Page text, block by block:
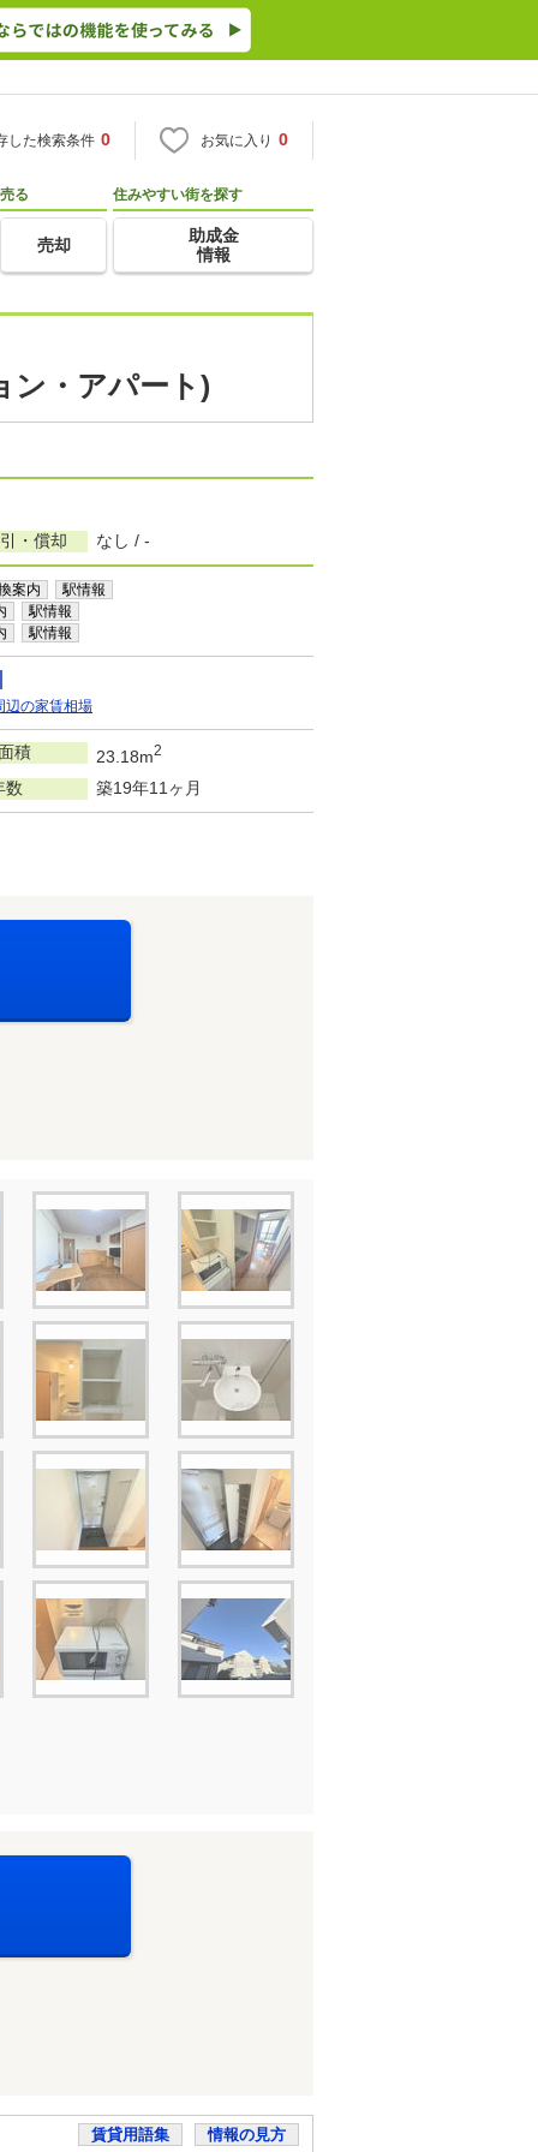
した検索条件 0 お気に入り 0
売る
売却
住みやすい街を探す
助成金
情報
ン・アパート)
・償却 なし / -
案内 駅情報
駅情報
駅情報
辺の家賃相場
積 23.18m2
数 築19年11ヶ月
賃貸用語集 情報の見方